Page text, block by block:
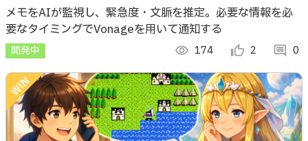
「RakuJot with Vonage」
メモをAIが監視し、緊急度・文脈を推定。必要な情報を必
要なタイミングでVonageを用いて通知する
開発中 visibility 174 thumb_up_alt 2 comment 0